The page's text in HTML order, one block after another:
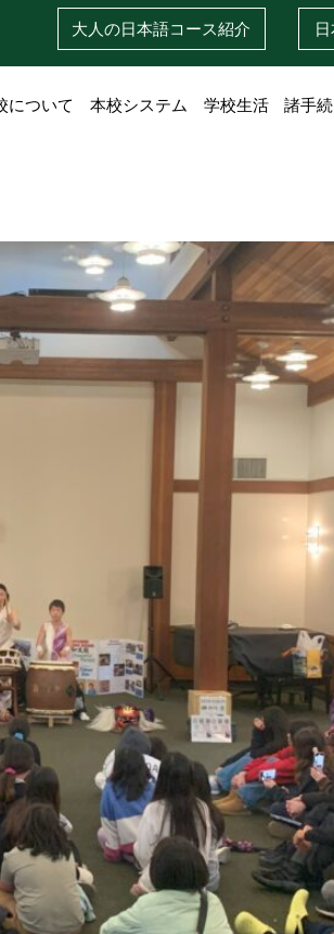
大人の日本語コース紹介
について 本校システム 学校生活 諸手続